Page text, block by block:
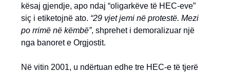
kësaj gjendje, apo ndaj “oligarkëve të HEC-eve”
siç i etiketojnë ato. “29 vjet jemi në protestë. Mezi
po rrimë në këmbë”, shprehet i demoralizuar një
nga banoret e Orgjostit.
Në vitin 2001, u ndërtuan edhe tre HEC-e të tjerë